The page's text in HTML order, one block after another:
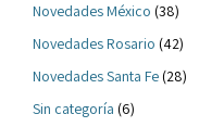
Novedades México (38)
Novedades Rosario (42)
Novedades Santa Fe (28)
Sin categoría (6)